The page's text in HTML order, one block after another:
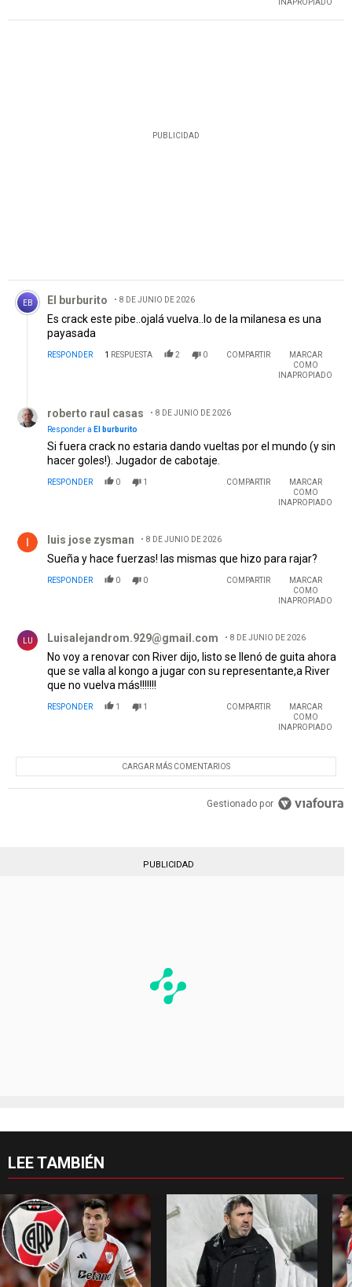
INAPROPIADO
PUBLICIDAD
Comentario de El burburito.
EB El burburito 8 DE JUNIO DE 2026
Es crack este pibe..ojalá vuelva..lo de la milanesa es una
payasada
RESPONDER 1 RESPUESTA 2 0 COMPARTIR
MARCAR
COMO
INAPROPIADO
roberto raul casas
8 DE JUNIO DE 2026
Responder a El burburito
Si fuera crack no estaria dando vueltas por el mundo (y sin
hacer goles!). Jugador de cabotaje.
RESPONDER 0 1 COMPARTIR
MARCAR
COMO
INAPROPIADO
luis jose zysman 8 DE JUNIO DE 2026
Sueña y hace fuerzas! las mismas que hizo para rajar?
RESPONDER 0 0 COMPARTIR
MARCAR
COMO
INAPROPIADO
LU Luisalejandrom.929@gmail.com 8 DE JUNIO DE 2026
No voy a renovar con River dijo, listo se llenó de guita ahora
que se valla al kongo a jugar con su representante,a River
que no vuelva más!!!!!!!
RESPONDER 1 1 COMPARTIR
MARCAR
COMO
INAPROPIADO
CARGAR MÁS COMENTARIOS
Gestionado por
PUBLICIDAD
LEE TAMBIÉN